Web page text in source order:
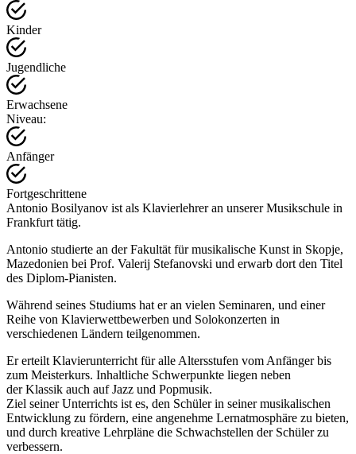
Kinder
Jugendliche
Erwachsene
Niveau:
Anfänger
Fortgeschrittene
Antonio Bosilyanov ist als Klavierlehrer an unserer Musikschule in
Frankfurt tätig.
Antonio studierte an der Fakultät für musikalische Kunst in Skopje,
Mazedonien bei Prof. Valerij Stefanovski und erwarb dort den Titel
des Diplom-Pianisten.
Während seines Studiums hat er an vielen Seminaren, und einer
Reihe von Klavierwettbewerben und Solokonzerten in
verschiedenen Ländern teilgenommen.
Er erteilt Klavierunterricht für alle Altersstufen vom Anfänger bis
zum Meisterkurs. Inhaltliche Schwerpunkte liegen neben
der Klassik auch auf Jazz und Popmusik.
Ziel seiner Unterrichts ist es, den Schüler in seiner musikalischen
Entwicklung zu fördern, eine angenehme Lernatmosphäre zu bieten,
und durch kreative Lehrpläne die Schwachstellen der Schüler zu
verbessern.